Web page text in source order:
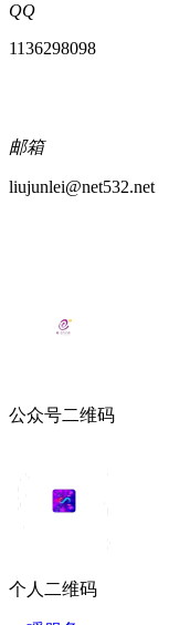
QQ
1136298098
邮箱
liujunlei@net532.net
公众号二维码
个人二维码